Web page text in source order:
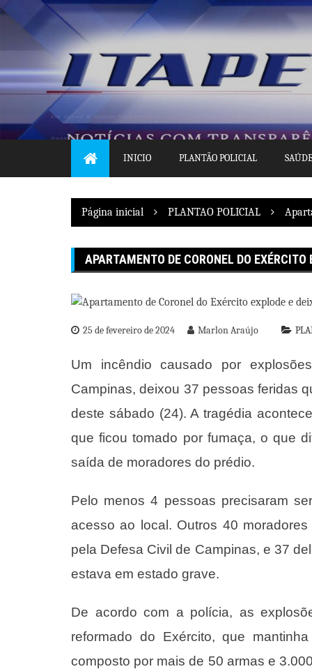
Pular
para
INICIO PLANTÃO POLICIAL
Página inicial PLANTAO POLICIAL
APARTAMENTO DE CORONEL DO
25 de fevereiro de 2024 Marlon Araújo
Um incêndio causado por
Campinas, deixou 37 pessoas feridas
deste sábado (24). A tragédia
que ficou tomado por fumaça, o que
saída de moradores do prédio.
Pelo menos 4 pessoas precisaram
acesso ao local. Outros 40
pela Defesa Civil de Campinas, e 37
estava em estado grave.
De acordo com a polícia, as
reformado do Exército, que
composto por mais de 50 armas e